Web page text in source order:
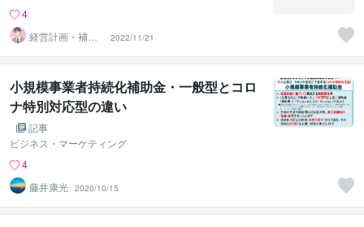
4
経営計画・補助
金相談所
2022/11/21
小規模事業者持続化補助金・一般型とコロ
ナ特別対応型の違い
記事
ビジネス・マーケティング
4
藤井康光 2020/10/15